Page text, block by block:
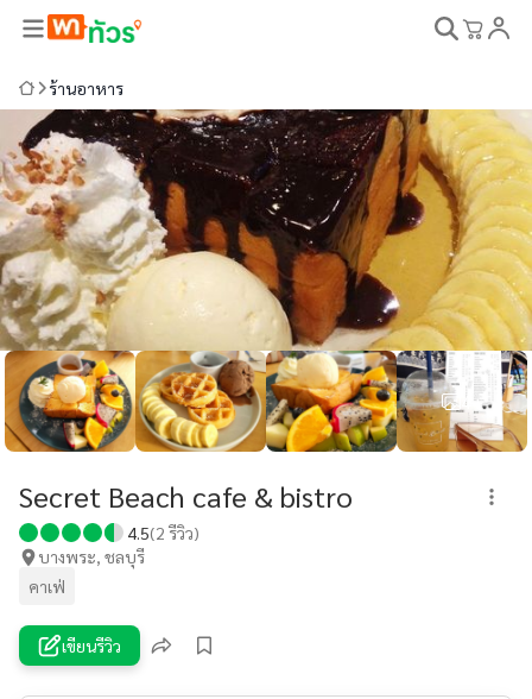
ร้านอาหาร
4+
Secret Beach cafe & bistro
4.5(2 รีวิว)
บางพระ, ชลบุรี
คาเฟ่
เขียนรีวิว